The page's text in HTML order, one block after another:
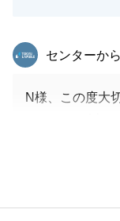
東急リバブル
センターか
N様、この度大
なりとお申し付
今後とも何卒よ